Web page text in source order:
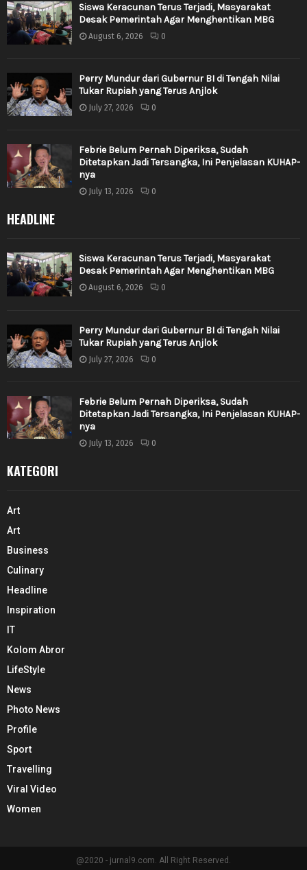
Siswa Keracunan Terus Terjadi, Masyarakat
Desak Pemerintah Agar Menghentikan MBG
August 6, 2026 0
Perry Mundur dari Gubernur BI di Tengah Nilai
Tukar Rupiah yang Terus Anjlok
July 27, 2026 0
Febrie Belum Pernah Diperiksa, Sudah
Ditetapkan Jadi Tersangka, Ini Penjelasan KUHAP-
nya
July 13, 2026 0
HEADLINE
Siswa Keracunan Terus Terjadi, Masyarakat
Desak Pemerintah Agar Menghentikan MBG
August 6, 2026 0
Perry Mundur dari Gubernur BI di Tengah Nilai
Tukar Rupiah yang Terus Anjlok
July 27, 2026 0
Febrie Belum Pernah Diperiksa, Sudah
Ditetapkan Jadi Tersangka, Ini Penjelasan KUHAP-
nya
July 13, 2026 0
KATEGORI
Art
Art
Business
Culinary
Headline
Inspiration
IT
Kolom Abror
LifeStyle
News
Photo News
Profile
Sport
Travelling
Viral Video
Women
@2020 - jurnal9.com. All Right Reserved.